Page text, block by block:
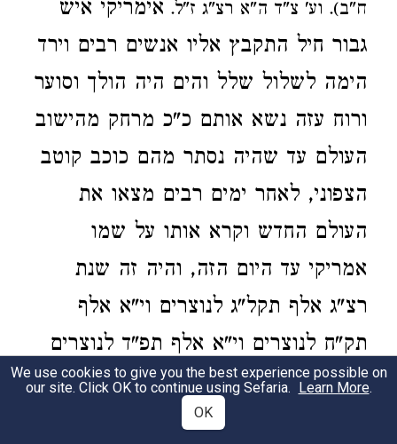
ח"ב). וע' צ"ד ה"א רצ"ג ז"ל. אימריקי איש
גבור חיל התקבץ אליו אנשים רבים וירד
הימה לשלול שלל והים היה הולך וסוער
ורוח עזה נשא אותם כ"כ מרחק מהישוב
העולם עד שהיה נסתר מהם כוכב קוטב
הצפוני, לאחר ימים רבים מצאו את
העולם החדש וקרא אותו על שמו
אמריקי עד היום הזה, והיה זה שנת
רצ"ג אלף תקל"ג לנוצרים וי"א אלף
תק"ח לנוצרים וי"א אלף תפ"ד לנוצרים
ע"י איש אחד קולומבא. אחר הדברים
האלה שלח קיסר אקראלוס ספינות
We use cookies to give you the best experience possible on
our site. Click OK to continue using Sefaria. Learn More.
OK